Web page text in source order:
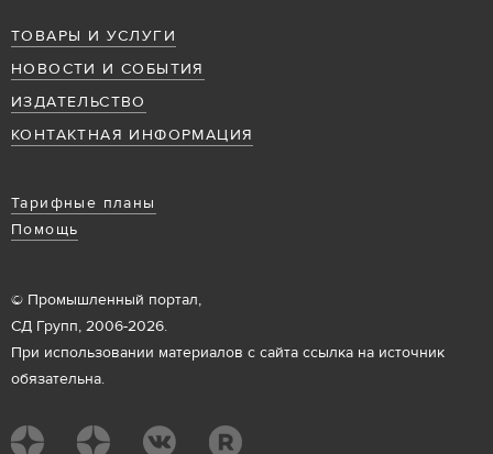
ТОВАРЫ И УСЛУГИ
НОВОСТИ И СОБЫТИЯ
ИЗДАТЕЛЬСТВО
КОНТАКТНАЯ ИНФОРМАЦИЯ
Тарифные планы
Помощь
© Промышленный портал,
СД Групп, 2006-2026.
При использовании материалов с сайта ссылка на источник
обязательна.